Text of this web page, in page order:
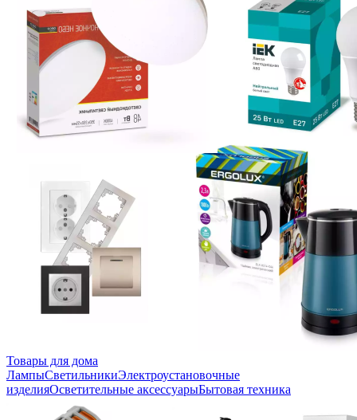
Товары для дома
ЛампыСветильникиЭлектроустановочные
изделияОсветительные аксессуарыБытовая техника